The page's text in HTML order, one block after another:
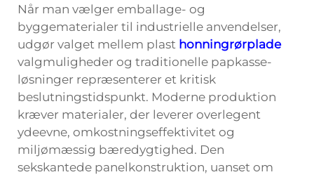
Når man vælger emballage- og
byggematerialer til industrielle anvendelser,
udgør valget mellem plast honningrørplade
valgmuligheder og traditionelle papkasse-
løsninger repræsenterer et kritisk
beslutningstidspunkt. Moderne produktion
kræver materialer, der leverer overlegent
ydeevne, omkostningseffektivitet og
miljømæssig bæredygtighed. Den
sekskantede panelkonstruktion, uanset om